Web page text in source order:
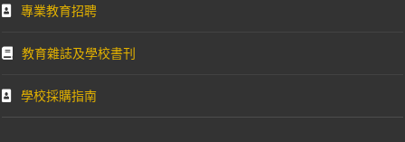
專業教育招聘
教育雜誌及學校書刊
學校採購指南